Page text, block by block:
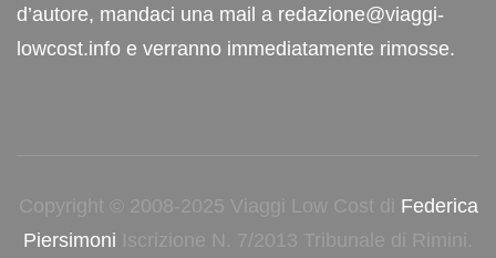
d’autore, mandaci una mail a redazione@viaggi-
lowcost.info e verranno immediatamente rimosse.
Copyright © 2008-2025 Viaggi Low Cost di Federica
Piersimoni Iscrizione N. 7/2013 Tribunale di Rimini.